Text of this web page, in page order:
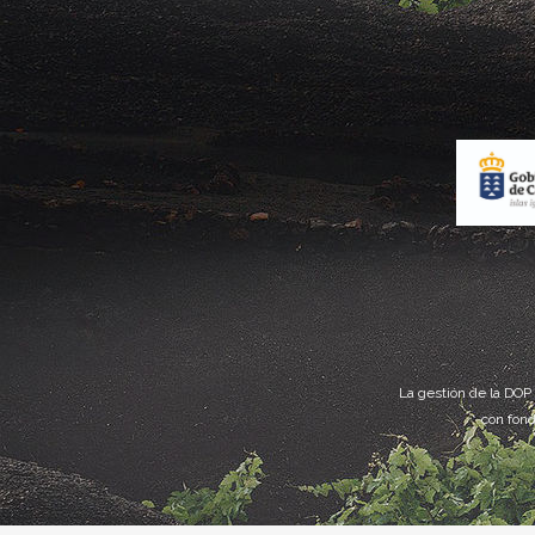
La gestión de la
con